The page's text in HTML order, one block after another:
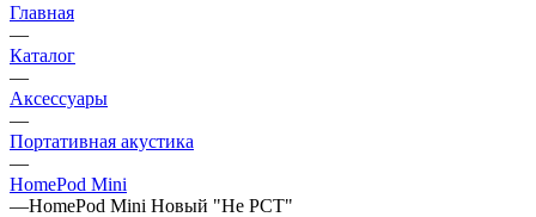
Главная
—
Каталог
—
Аксессуары
—
Портативная акустика
—
HomePod Mini
—HomePod Mini Новый "Не РСТ"